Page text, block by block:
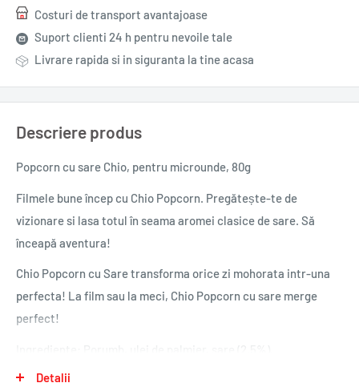
Costuri de transport avantajoase
Suport clienti 24 h pentru nevoile tale
Livrare rapida si in siguranta la tine acasa
Descriere produs
Popcorn cu sare Chio, pentru microunde, 80g
Filmele bune încep cu Chio Popcorn. Pregătește-te de
vizionare si lasa totul în seama aromei clasice de sare. Să
înceapă aventura!
Chio Popcorn cu Sare transforma orice zi mohorata intr-una
perfecta! La film sau la meci, Chio Popcorn cu sare merge
perfect!
0,080 kg.
Detalii